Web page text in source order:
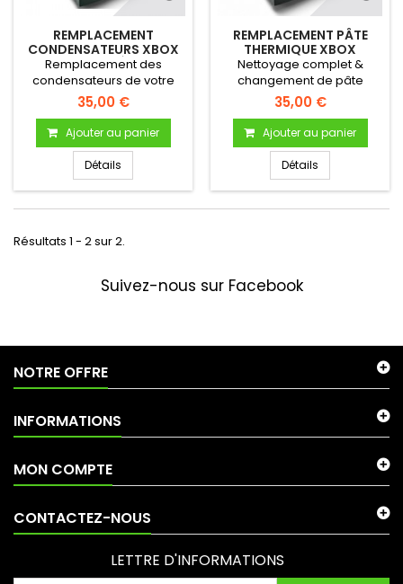
REMPLACEMENT
CONDENSATEURS XBOX
(CARTE MÈRE)
Remplacement des
condensateurs de votre
console Xbox Original
35,00 €
Ajouter au panier
Détails
REMPLACEMENT PÂTE
THERMIQUE XBOX
ORIGINAL
Nettoyage complet &
changement de pâte
thermique pour Xbox
Original
35,00 €
Ajouter au panier
Détails
Résultats 1 - 2 sur 2.
Suivez-nous sur Facebook
NOTRE OFFRE
INFORMATIONS
MON COMPTE
CONTACTEZ-NOUS
LETTRE D'INFORMATIONS